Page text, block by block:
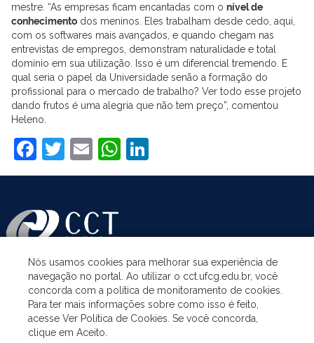
mestre. “As empresas ficam encantadas com o nível de
conhecimento dos meninos. Eles trabalham desde cedo, aqui,
com os softwares mais avançados, e quando chegam nas
entrevistas de empregos, demonstram naturalidade e total
domínio em sua utilização. Isso é um diferencial tremendo. E
qual seria o papel da Universidade senão a formação do
profissional para o mercado de trabalho? Ver todo esse projeto
dando frutos é uma alegria que não tem preço”, comentou
Heleno.
Facebook
Twitter
EmailWhatsApp
ASSUNTOS
ACESSO À INFORMAÇÃO
Nós usamos cookies para melhorar sua experiência de
navegação no portal. Ao utilizar o cct.ufcg.edu.br, você
concorda com a política de monitoramento de cookies.
Para ter mais informações sobre como isso é feito,
acesse Ver Política de Cookies. Se você concorda,
clique em Aceito.